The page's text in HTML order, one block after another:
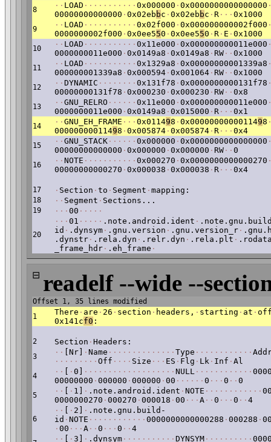
8 · · LOAD · · · · · · · · · · · 0x000000 · 0x0000000000000000
00000000000000 · 0x02eb bc · 0x02eb bc · R · · · 0x1000
9 · · LOAD · · · · · · · · · · · 0x02f000 · 0x000000000002f000
0000000002f000 · 0x0ee550 · 0x0ee550 · R · E · 0x1000
10 · · LOAD · · · · · · · · · · · 0x11e000 · 0x000000000011e000
0000000011e000 · 0x0149a8 · 0x0149a8 · RW · · 0x1000
11 · · LOAD · · · · · · · · · · · 0x1329a8 · 0x00000000001339a8
000000001339a8 · 0x000594 · 0x001064 · RW · · 0x1000
12 · · DYNAMIC · · · · · · · · 0x131f78 · 0x0000000000131f78
00000000131f78 · 0x000230 · 0x000230 · RW · · 0x8
13 · · GNU_RELRO · · · · · · 0x11e000 · 0x000000000011e000
0000000011e000 · 0x0149a8 · 0x015000 · R · · · 0x1
14 · · GNU_EH_FRAME · · · 0x011498 · 0x0000000000011498
00000000011498 · 0x005874 · 0x005874 · R · · · 0x4
15 · · GNU_STACK · · · · · · 0x000000 · 0x0000000000000000
00000000000000 · 0x000000 · 0x000000 · RW · · 0
16 · · NOTE · · · · · · · · · · · 0x000270 · 0x0000000000000270
00000000000270 · 0x000038 · 0x000038 · R · · · 0x4
17 · Section · to · Segment · mapping:
18 · · Segment · Sections...
19 · · · 00 · · · · ·
20
· · · 01 · · · · · .note.android.ident ·
id · .dynsym · .gnu.version · .gnu.version_r ·
.dynstr · .rela.dyn · .relr.dyn · .rela.plt ·
_frame_hdr · .eh_frame ·
⊟ readelf --wide --
Offset 1, 35 lines modified
1
There · are · 26 · section · headers, · starting · at ·
0x141cf0 :
2 Section · Headers:
3 · · [Nr] · Name · · · · · · · · · · · · · · Type · · · · · · · · · · · ·
· · · · · · · · · Off · · · · Size · · · ES · Flg · Lk · Inf · Al
4 · · · 0] · · · · · · · · · · · · · · · · · · · NULL · · · · · · · · · · · ·
00000000 · 000000 · 000000 · 00 · · · · · · 0 · · · 0 · · 0
5 · · · 1] · .note.android.ident · NOTE · · · · · · · · · · · ·
0000000270 · 000270 · 000018 · 00 · · · A · · 0 · · · 0 · · 4
6
· · · 2] · .note.gnu.build-
id · NOTE · · · · · · · · · · · · 0000000000000288 · 000288 ·
· 00 · · · A · · 0 · · · 0 · · 4
· · · 3] · .dynsym · · · · · · · · · · · DYNSYM · · · · · · · · · ·